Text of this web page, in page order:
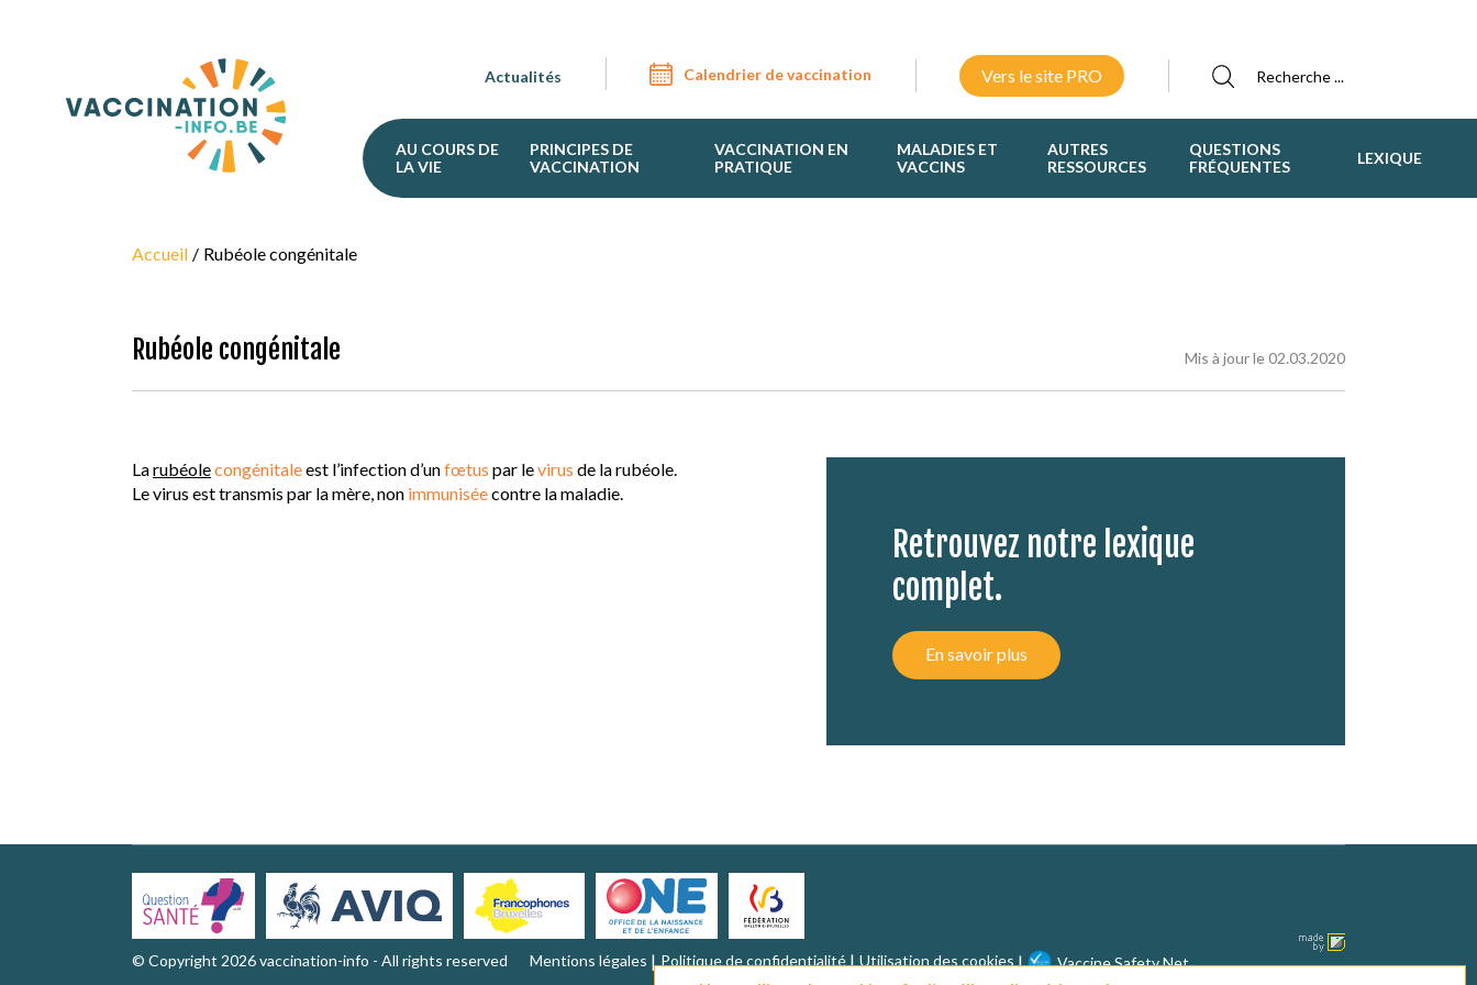
Actualités Calendrier de vaccination Vers le site PRO
AU COURS DE
LA VIE
PRINCIPES DE
VACCINATION
VACCINATION EN
PRATIQUE
MALADIES ET
VACCINS
AUTRES
RESSOURCES
QUESTIONS
FRÉQUENTES
LEXIQUE
Accueil Rubéole congénitale
Rubéole congénitale Mis à jour le 02.03.2020
Larubéolecongénitaleest l’infection d’unfœtus par levirus de la rubéole.
Le virus est transmis par la mère, non immuniséecontre la maladie.
Retrouvez notre lexique
complet.
En savoir plus
© Copyright 2026 vaccination-info - All rights reserved Mentions légales Politique de confidentialité Utilisation des cookies
Vaccine Safety Net